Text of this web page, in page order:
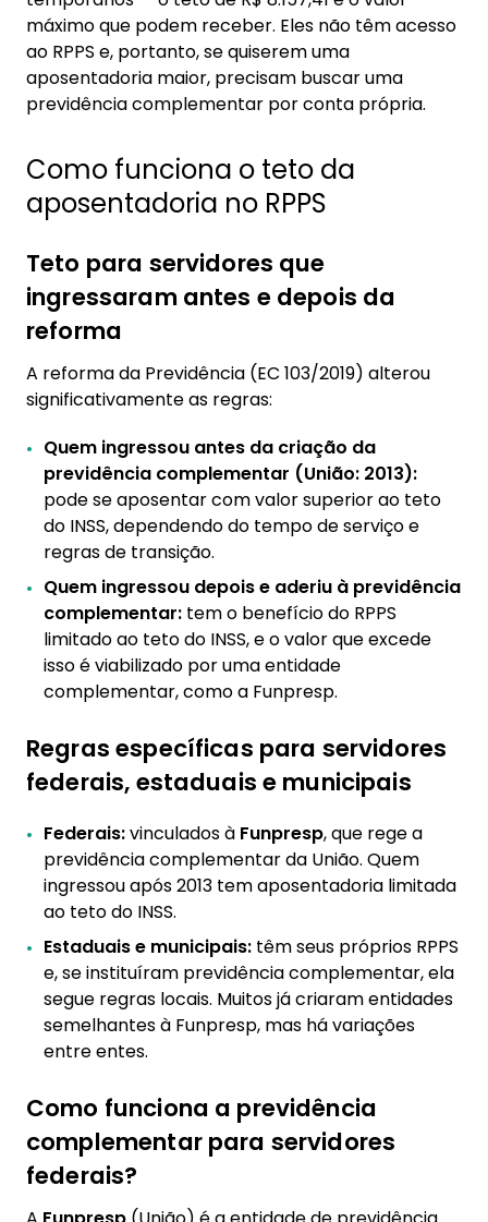
máximo que podem receber. Eles não têm acesso
ao RPPS e, portanto, se quiserem uma
aposentadoria maior, precisam buscar uma
previdência complementar por conta própria.
Como funciona o teto da
aposentadoria no RPPS
Teto para servidores que
ingressaram antes e depois da
reforma
A reforma da Previdência (EC 103/2019) alterou
significativamente as regras:
Quem ingressou antes da criação da
previdência complementar (União: 2013):
pode se aposentar com valor superior ao teto
do INSS, dependendo do tempo de serviço e
regras de transição.
Quem ingressou depois e aderiu à previdência
complementar: tem o benefício do RPPS
limitado ao teto do INSS, e o valor que excede
isso é viabilizado por uma entidade
complementar, como a Funpresp.
Regras específicas para servidores
federais, estaduais e municipais
Federais:vinculados à Funpresp, que rege a
previdência complementar da União. Quem
ingressou após 2013 tem aposentadoria limitada
ao teto do INSS.
Estaduais e municipais: têm seus próprios RPPS
e, se instituíram previdência complementar, ela
segue regras locais. Muitos já criaram entidades
semelhantes à Funpresp, mas há variações
entre entes.
Como funciona a previdência
complementar para servidores
federais?